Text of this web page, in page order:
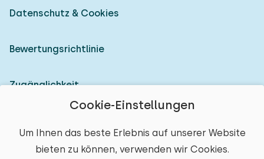
Cookie-Einstellungen
Um Ihnen das beste Erlebnis auf unserer Website
bieten zu können, verwenden wir Cookies.
Datenschutz & Cookies
Bewertungsrichtlinie
Zugänglichkeit
© 2026 Heerlijke Huisjes (eingetragene Marke)